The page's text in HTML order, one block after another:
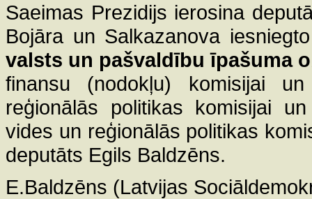
Saeimas Prezidijs ierosina
Bojāra un Salkazanova
valsts un pašvaldību īpašuma
finansu (nodokļu) komisijai
reģionālās politikas komisijai
vides un reģionālās politikas
deputāts Egils Baldzēns.
E.Baldzēns (Latvijas